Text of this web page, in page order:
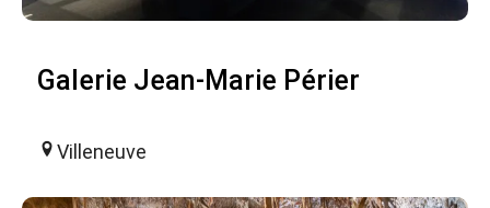
Galerie Jean-Marie Périer
Villeneuve